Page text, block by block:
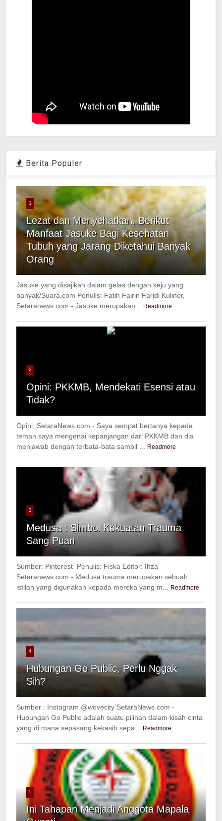
Berita Populer
1
Lezat dan Menyehatkan, Berikut
Manfaat Jasuke Bagi Kesehatan
Tubuh yang Jarang Diketahui Banyak
Orang
Jasuke yang disajikan dalam gelas dengan keju yang
banyak/Suara.com Penulis: Fatih Fajrin Faridi Kuliner,
Setaranews.com - Jasuke merupakan...
Readmore
2
Opini: PKKMB, Mendekati Esensi atau
Tidak?
Opini, SetaraNews.com - Saya sempat bertanya kepada
teman saya mengenai kepanjangan dari PKKMB dan dia
menjawab dengan terbata-bata sambil ...
Readmore
3
Medusa : Simbol Kekuatan Trauma
Sang Puan
Sumber: Pinterest Penulis: Fiska Editor: Ihza
Setaranews.com - Medusa trauma merupakan sebuah
istilah yang digunakan kepada mereka yang m...
Readmore
4
Hubungan Go Public, Perlu Nggak
Sih?
Sumber : Instagram @wovecity SetaraNews.com -
Hubungan Go Public adalah suatu pilihan dalam kisah cinta
yang di mana sepasang kekasih sepa...
Readmore
5
Ini Tahapan Menjadi Anggota Mapala